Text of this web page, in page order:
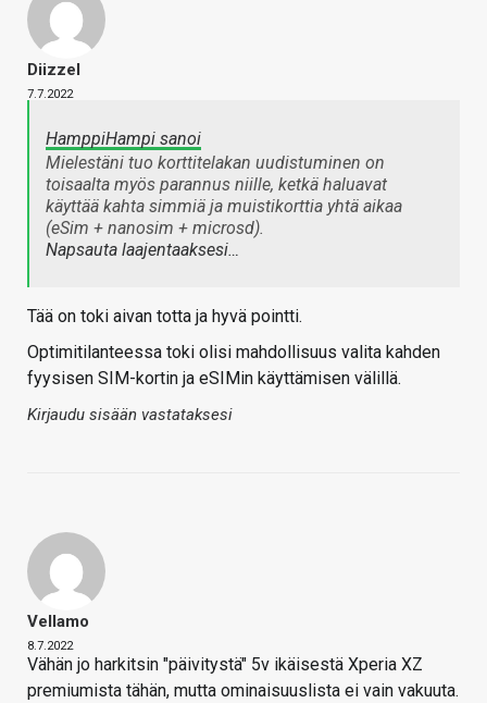
Diizzel
7.7.2022
HamppiHampi sanoi
Mielestäni tuo korttitelakan uudistuminen on
toisaalta myös parannus niille, ketkä haluavat
käyttää kahta simmiä ja muistikorttia yhtä aikaa
(eSim + nanosim + microsd).
Napsauta laajentaaksesi…
Tää on toki aivan totta ja hyvä pointti.
Optimitilanteessa toki olisi mahdollisuus valita kahden
fyysisen SIM-kortin ja eSIMin käyttämisen välillä.
Kirjaudu sisään vastataksesi
Vellamo
8.7.2022
Vähän jo harkitsin "päivitystä" 5v ikäisestä Xperia XZ
premiumista tähän, mutta ominaisuuslista ei vain vakuuta.